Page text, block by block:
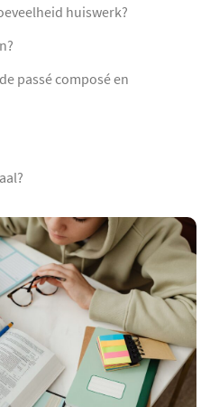
huiswerk?
passé composé en